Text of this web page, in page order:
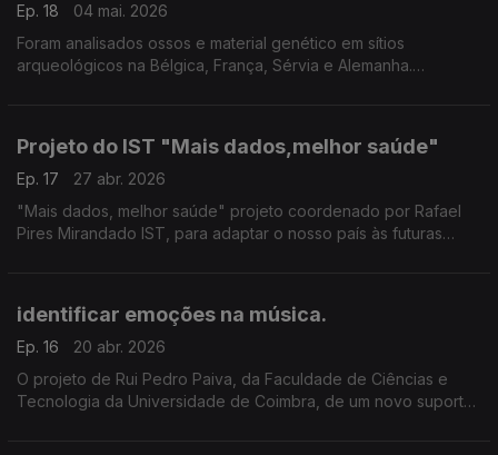
Ep. 18
04 mai. 2026
Foram analisados ossos e material genético em sítios
arqueológicos na Bélgica, França, Sérvia e Alemanha.
Projeto do IST "Mais dados,melhor saúde"
Ep. 17
27 abr. 2026
"Mais dados, melhor saúde" projeto coordenado por Rafael
Pires Mirandado IST, para adaptar o nosso país às futuras
identificar emoções na música.
Ep. 16
20 abr. 2026
O projeto de Rui Pedro Paiva, da Faculdade de Ciências e
Tecnologia da Universidade de Coimbra, de um novo suporte